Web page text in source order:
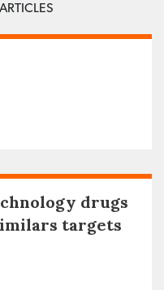
drugs
targets